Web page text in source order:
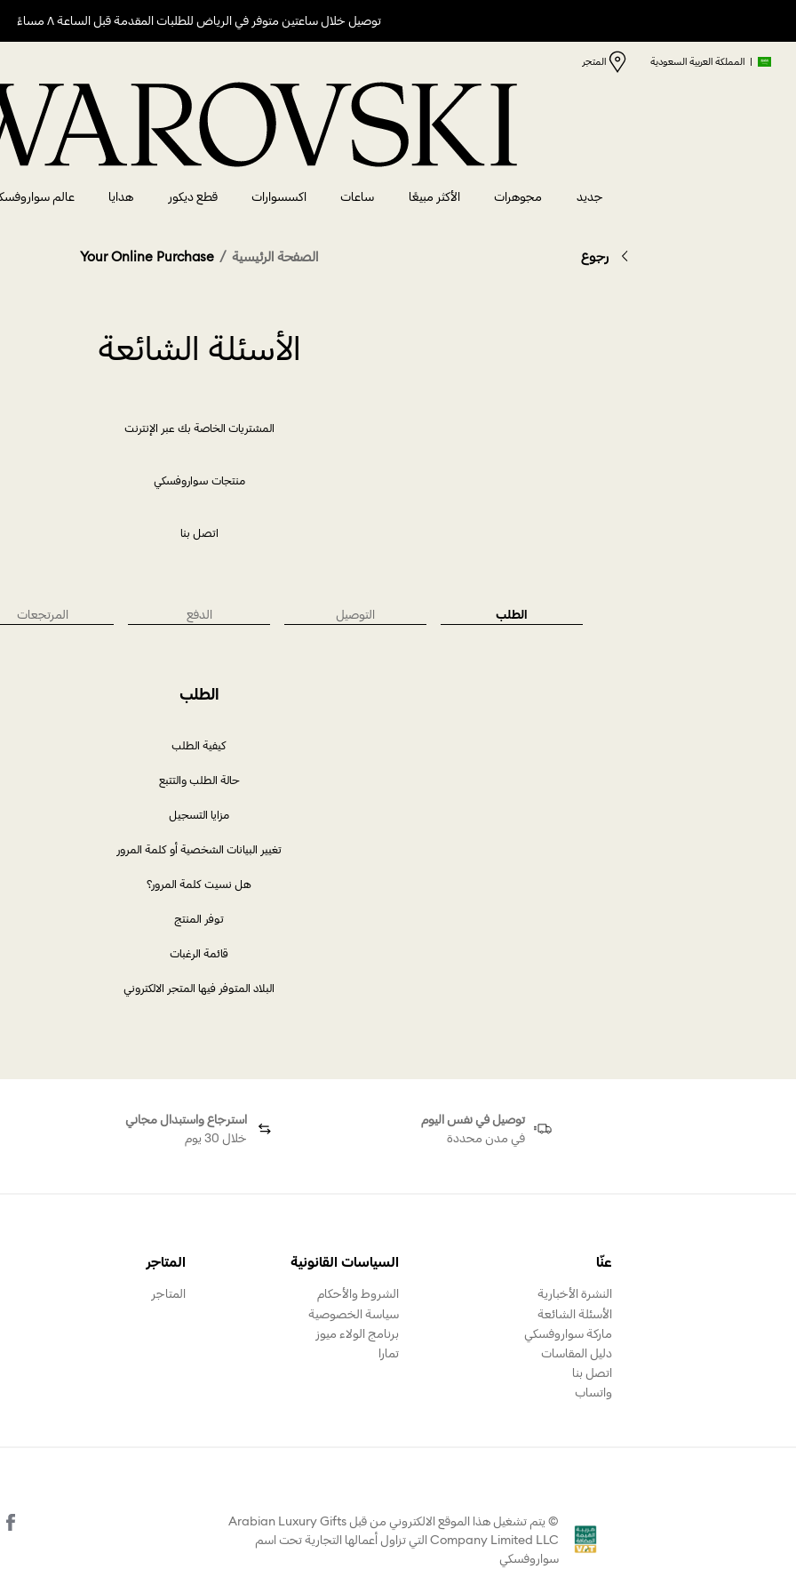
توصيل خلال ساعتين متوفر في الرياض للطلبات المقدمة قبل الساعة ٨ مساءً
| المملكة العربية السعودية المتجر
جديد مجوهرات الأكثر مبيعًا ساعات اكسسوارات قطع ديكور هدايا عالم
رجوع الصفحة الرئيسية Your Online Purchase
الأسئلة الشائعة
المشتريات الخاصة بك عبر الإنترنت
منتجات سواروفسكي
اتصل بنا
الطلب التوصيل الدفع المرتجعات
الطلب
كيفية الطلب
حالة الطلب والتتبع
مزايا التسجيل
تغيير البيانات الشخصية أو كلمة المرور
هل نسيت كلمة المرور؟
توفر المنتج
قائمة الرغبات
البلاد المتوفر فيها المتجر الالكتروني
توصيل في نفس اليوم
في مدن محددة
استرجاع واستبدال مجاني
خلال 30 يوم
عنّا
النشرة الأخبارية
الأسئلة الشائعة
ماركة سواروفسكي
دليل المقاسات
اتصل بنا
واتساب
السياسات القانونية
الشروط والأحكام
سياسة الخصوصية
برنامج الولاء ميوز
تمارا
المتاجر
المتاجر
© يتم تشغيل هذا الموقع الالكتروني من قبل Arabian Luxury Gifts
Company Limited LLC التي تزاول أعمالها التجارية تحت اسم
سواروفسكي